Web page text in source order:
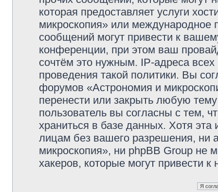
которая предоставляет услуги
микроскопия» или международное
сообщений могут привести к
конференции, при этом ваш
сочтём это нужным. IP-адреса
проведения такой политики. Вы
форумов «Астрономия и
перенести или закрыть любую
пользователь вы согласны с тем,
храниться в базе данных. Хотя
лицам без вашего разрешения, ни
микроскопия», ни phpBB Group не
хакеров, которые могут привести